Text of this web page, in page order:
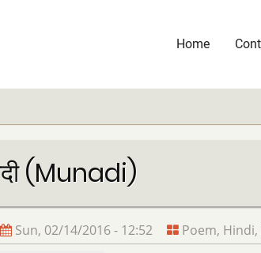
Main
Home
(Munadi)
Sun, 02/14/2016 - 12:52 Poem, Hindi,